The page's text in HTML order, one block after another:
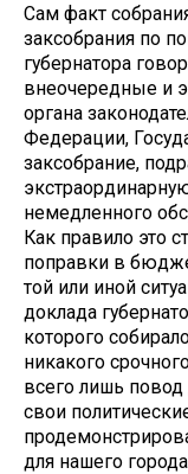
Сам факт
заксобрания по
губернатора
внеочередные и
органа
Федерации,
заксобрание,
немедленного
Как правило это
поправки в
той или иной
доклада
которого
никакого
всего лишь повод
свои
для нашего